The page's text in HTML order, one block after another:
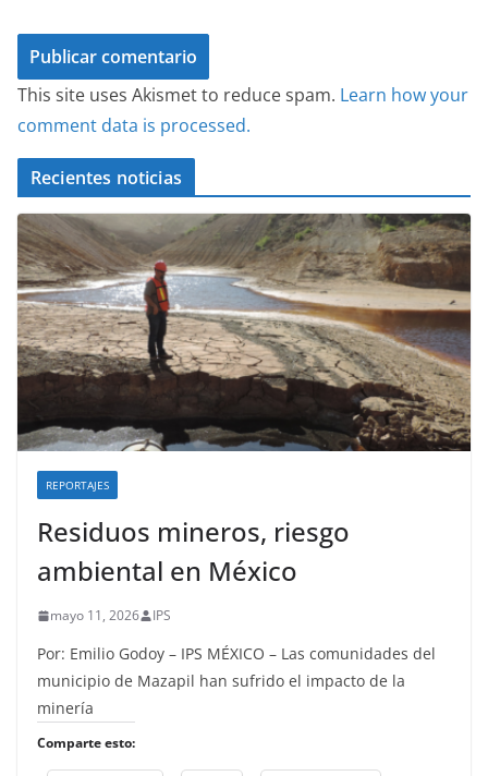
This site uses Akismet to reduce spam. Learn how your
comment data is processed.
Recientes noticias
REPORTAJES
Residuos mineros, riesgo
ambiental en México
mayo 11, 2026 IPS
Por: Emilio Godoy – IPS MÉXICO – Las comunidades del
municipio de Mazapil han sufrido el impacto de la
minería
Comparte esto: